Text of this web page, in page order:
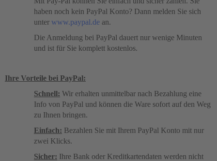
haben noch kein PayPal Konto? Dann melden Sie sich
unter www.paypal.de an.
Die Anmeldung bei PayPal dauert nur wenige Minuten
und ist für Sie komplett kostenlos.
Ihre Vorteile bei PayPal:
Schnell: Wir erhalten unmittelbar nach Bezahlung eine
Info von PayPal und können die Ware sofort auf den Weg
zu Ihnen bringen.
Einfach: Bezahlen Sie mit Ihrem PayPal Konto mit nur
zwei Klicks.
Sicher: Ihre Bank oder Kreditkartendaten werden nicht